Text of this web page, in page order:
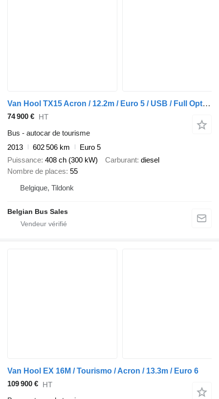
Van Hool TX15 Acron / 12.2m / Euro 5 / USB / Full Option
74 900 € HT
Bus - autocar de tourisme
2013
602 506 km
Euro 5
Puissance 408 ch (300 kW) Carburant diesel
Nombre de places 55
Belgique, Tildonk
Belgian Bus Sales
Van Hool EX 16M / Tourismo / Acron / 13.3m / Euro 6
109 900 € HT